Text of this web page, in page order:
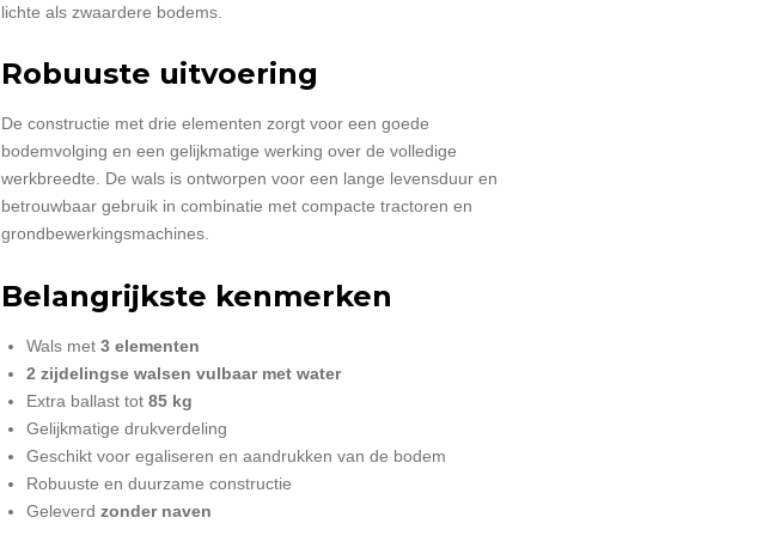
lichte als zwaardere bodems.
Robuuste uitvoering
De constructie met drie elementen zorgt voor een goede
bodemvolging en een gelijkmatige werking over de volledige
werkbreedte. De wals is ontworpen voor een lange levensduur en
betrouwbaar gebruik in combinatie met compacte tractoren en
grondbewerkingsmachines.
Belangrijkste kenmerken
Wals met 3 elementen
2 zijdelingse walsen vulbaar met water
Extra ballast tot 85 kg
Gelijkmatige drukverdeling
Geschikt voor egaliseren en aandrukken van de bodem
Robuuste en duurzame constructie
Geleverd zonder naven